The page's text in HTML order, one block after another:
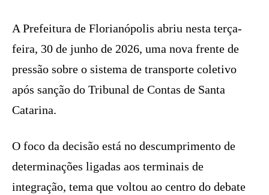
A Prefeitura de Florianópolis abriu nesta terça-
feira, 30 de junho de 2026, uma nova frente de
pressão sobre o sistema de transporte coletivo
após sanção do Tribunal de Contas de Santa
Catarina.
O foco da decisão está no descumprimento de
determinações ligadas aos terminais de
integração, tema que voltou ao centro do debate